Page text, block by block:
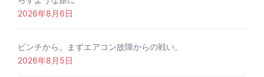
2026年8月6日
ピンチから。まずエアコン故障からの戦い。
2026年8月5日